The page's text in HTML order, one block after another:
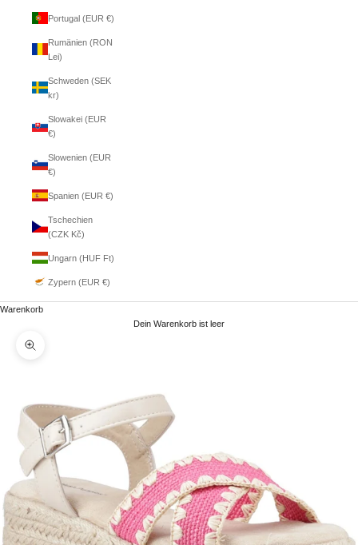
Portugal (EUR €)
Rumänien (RON
Lei)
Schweden (SEK
kr)
Slowakei (EUR
€)
Slowenien (EUR
€)
Spanien (EUR €)
Tschechien
(CZK Kč)
Ungarn (HUF Ft)
Zypern (EUR €)
Warenkorb
Dein Warenkorb ist leer
Bild vergrößern